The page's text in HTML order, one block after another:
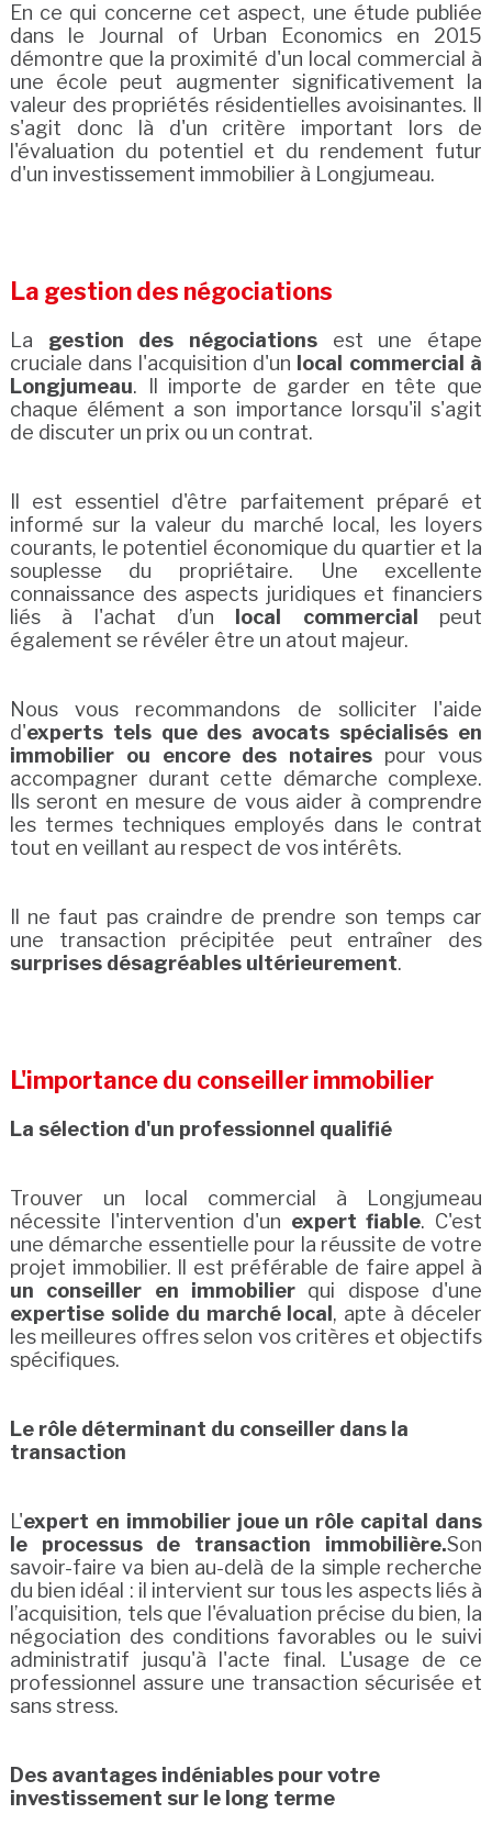
En ce qui concerne cet aspect, une étude publiée
dans le Journal of Urban Economics en 2015
démontre que la proximité d'un local commercial à
une école peut augmenter significativement la
valeur des propriétés résidentielles avoisinantes. Il
s'agit donc là d'un critère important lors de
l'évaluation du potentiel et du rendement futur
d'un investissement immobilier à Longjumeau.
La gestion des négociations
La gestion des négociations est une étape
cruciale dans l'acquisition d'un local commercial à
Longjumeau. Il importe de garder en tête que
chaque élément a son importance lorsqu'il s'agit
de discuter un prix ou un contrat.
Il est essentiel d'être parfaitement préparé et
informé sur la valeur du marché local, les loyers
courants, le potentiel économique du quartier et la
souplesse du propriétaire. Une excellente
connaissance des aspects juridiques et financiers
liés à l'achat d’un
local commercial
peut
également se révéler être un atout majeur.
Nous vous recommandons de solliciter l'aide
d'experts tels que des avocats spécialisés en
immobilier ou encore des notaires pour vous
accompagner durant cette démarche complexe.
Ils seront en mesure de vous aider à comprendre
les termes techniques employés dans le contrat
tout en veillant au respect de vos intérêts.
Il ne faut pas craindre de prendre son temps car
une transaction précipitée peut entraîner des
surprises désagréables ultérieurement.
L'importance du conseiller immobilier
La sélection d'un professionnel qualifié
Trouver un local commercial à Longjumeau
nécessite l'intervention d'un expert fiable. C'est
une démarche essentielle pour la réussite de votre
projet immobilier. Il est préférable de faire appel à
un conseiller en immobilier qui dispose d'une
expertise solide du marché local , apte à déceler
les meilleures offres selon vos critères et objectifs
spécifiques.
Le rôle déterminant du conseiller dans la
transaction
L'expert en immobilier joue un rôle capital dans
le processus de transaction immobilière.Son
savoir-faire va bien au-delà de la simple recherche
du bien idéal : il intervient sur tous les aspects liés à
l’acquisition, tels que l'évaluation précise du bien, la
négociation des conditions favorables ou le suivi
administratif jusqu'à l'acte final. L'usage de ce
professionnel assure une transaction sécurisée et
sans stress.
Des avantages indéniables pour votre
investissement sur le long terme